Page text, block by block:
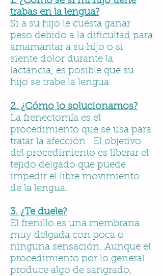
trabas en la lengua?
Si a su hijo le cuesta ganar
peso debido a la dificultad para
amamantar a su hijo o si
siente dolor durante la
lactancia, es posible que su
hijo se trabe la lengua.
2. ¿Cómo lo solucionamos?
La frenectomía es el
procedimiento que se usa para
tratar la afección. El objetivo
del procedimiento es liberar el
tejido delgado que puede
impedir el libre movimiento
de la lengua.
3. ¿Te duele?
El frenillo es una membrana
muy delgada con poca o
ninguna sensación. Aunque el
procedimiento por lo general
produce algo de sangrado,